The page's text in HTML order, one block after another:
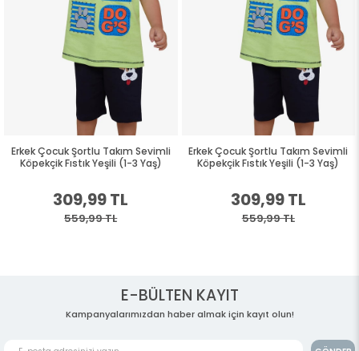
Erkek Çocuk Şortlu Takım Sevimli
Köpekçik Fıstık Yeşili (1-3 Yaş)
309,99 TL
559,99 TL
Erkek Çocuk Şortlu Takım Sevimli
Köpekçik Fıstık Yeşili (1-3 Yaş)
309,99 TL
559,99 TL
E-BÜLTEN KAYIT
Kampanyalarımızdan haber almak için kayıt olun!